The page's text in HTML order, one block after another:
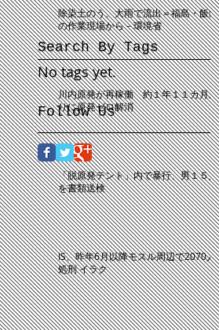
Follow Us
No tags yet.
Search By Tags
除染土のう、大雨で流出＝福島・飯舘
の作業現場から－環境省
川内原発が再稼働 約１年１１カ月ぶ
りに原発ゼロ解消
「脱原発テント」内で暴行、男１５人
を書類送検
IS、昨年6月以降モスル周辺で2070人
処刑 イラク